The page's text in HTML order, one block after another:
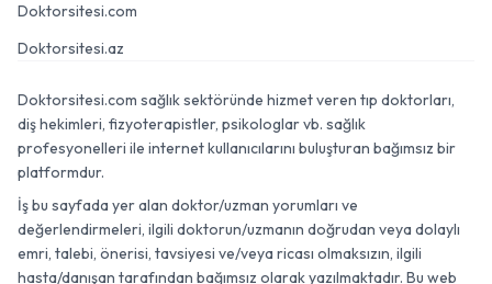
Doktorsitesi.com
Doktorsitesi.az
Doktorsitesi.com sağlık sektöründe hizmet veren tıp doktorları,
diş hekimleri, fizyoterapistler, psikologlar vb. sağlık
profesyonelleri ile internet kullanıcılarını buluşturan bağımsız bir
platformdur.
İş bu sayfada yer alan doktor/uzman yorumları ve
değerlendirmeleri, ilgili doktorun/uzmanın doğrudan veya dolaylı
emri, talebi, önerisi, tavsiyesi ve/veya ricası olmaksızın, ilgili
hasta/danışan tarafından bağımsız olarak yazılmaktadır. Bu web